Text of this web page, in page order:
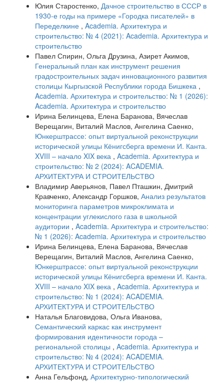
Юлия Старостенко, Дачное строительство в СССР в
1930-е годы на примере «Городка писателей» в
Переделкине , Academia. Архитектура и
строительство: № 4 (2021): Academia. Архитектура и
строительство
Павел Спирин, Ольга Друзина, Азирет Акимов,
Генеральный план как инструмент решения
градостроительных задач инновационного развития
столицы Кыргызской Республики города Бишкека ,
Academia. Архитектура и строительство: № 1 (2026):
Academia. Архитектура и строительство
Ирина Белинцева, Елена Баранова, Вячеслав
Верещагин, Виталий Маслов, Ангелина Саенко,
Юнкерштрассе: опыт виртуальной реконструкции
исторической улицы Кёнигсберга времени И. Канта.
XVIII – начало XIX века , Academia. Архитектура и
строительство: № 2 (2024): ACADEMIA.
АРХИТЕКТУРА И СТРОИТЕЛЬСТВО
Владимир Аверьянов, Павел Пташкин, Дмитрий
Кравченко, Александр Горшков, Анализ результатов
мониторинга параметров микроклимата и
концентрации углекислого газа в школьной
аудитории , Academia. Архитектура и строительство:
№ 1 (2026): Academia. Архитектура и строительство
Ирина Белинцева, Елена Баранова, Вячеслав
Верещагин, Виталий Маслов, Ангелина Саенко,
Юнкерштрассе: опыт виртуальной реконструкции
исторической улицы Кёнигсберга времени И. Канта.
XVIII – начало XIX века , Academia. Архитектура и
строительство: № 1 (2024): ACADEMIA.
АРХИТЕКТУРА И СТРОИТЕЛЬСТВО
Наталья Благовидова, Ольга Иванова,
Семантический каркас как инструмент
формирования идентичности города –
региональной столицы , Academia. Архитектура и
строительство: № 4 (2024): ACADEMIA.
АРХИТЕКТУРА И СТРОИТЕЛЬСТВО
Анна Гельфонд, Архитектурно-типологический